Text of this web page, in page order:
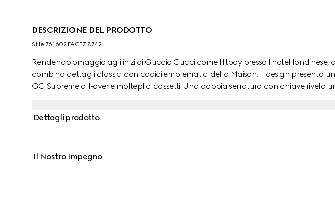
DESCRIZIONE DEL PRODOTTO
Stile ‎761602 FACFZ 8742
Rendendo omaggio agli inizi di Guccio Gucci come liftboy presso l'hotel londinese,
combina dettagli classici con codici emblematici della Maison. Il design presenta
GG Supreme all-over e molteplici cassetti. Una doppia serratura con chiave rivela
Dettagli prodotto
Il Nostro Impegno